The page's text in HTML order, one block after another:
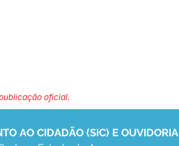
oficial.
AO CIDADÃO (SIC) E OUVIDORIA